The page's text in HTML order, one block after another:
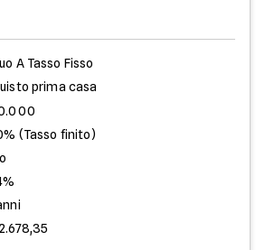
A Tasso Fisso
prima casa
(Tasso finito)